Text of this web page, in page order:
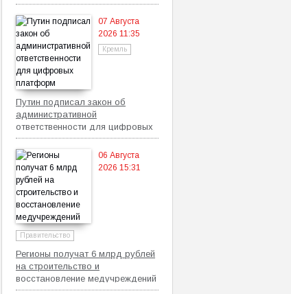
07 Августа
2026 11:35
Кремль
Путин подписал закон об
административной
ответственности для цифровых
платформ
06 Августа
2026 15:31
Правительство
Регионы получат 6 млрд рублей
на строительство и
восстановление медучреждений